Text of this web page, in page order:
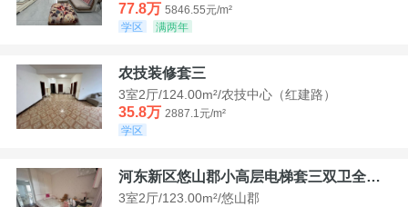
77.8万 5846.55元/m²
学区
满两年
农技装修套三
3室2厅/124.00m²/农技中心（红建路）
35.8万 2887.1元/m²
学区
河东新区悠山郡小高层电梯套三双卫全装带家具家电
3室2厅/123.00m²/悠山郡